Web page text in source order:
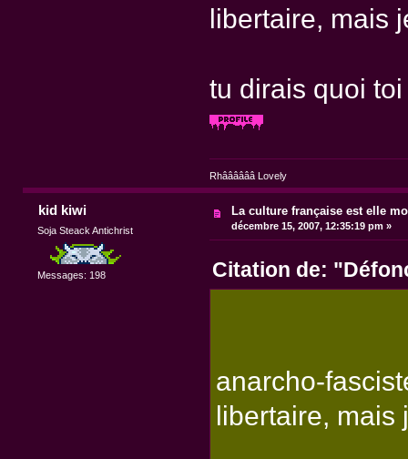
libertaire, mais
tu dirais quoi
Rhââââââ Lovely
kid kiwi
Soja Steack Antichrist
Messages: 198
La culture française est elle
décembre 15, 2007, 12:35:19 pm »
Citation de:
anarcho-
libertaire, mais